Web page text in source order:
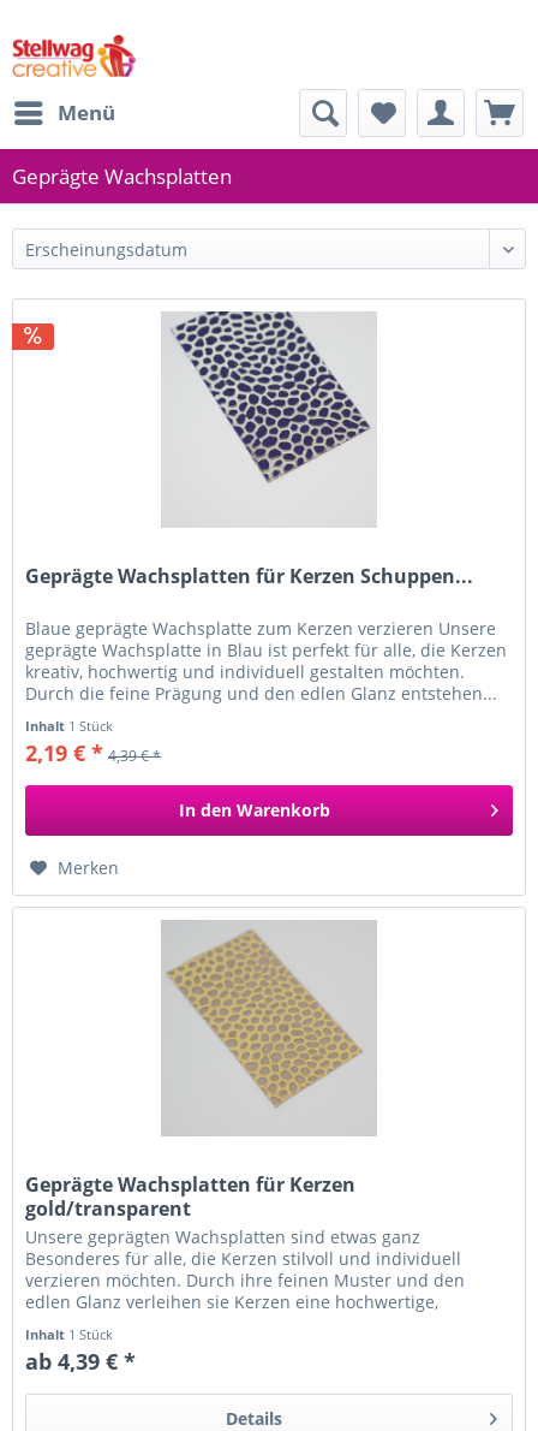
Menü
Geprägte Wachsplatten
Geprägte Wachsplatten für Kerzen Schuppen...
Blaue geprägte Wachsplatte zum Kerzen verzieren Unsere
geprägte Wachsplatte in Blau ist perfekt für alle, die Kerzen
kreativ, hochwertig und individuell gestalten möchten.
Durch die feine Prägung und den edlen Glanz entstehen...
Inhalt 1 Stück
2,19 € * 4,39 € *
In den Warenkorb
Merken
Geprägte Wachsplatten für Kerzen
gold/transparent
Unsere geprägten Wachsplatten sind etwas ganz
Besonderes für alle, die Kerzen stilvoll und individuell
verzieren möchten. Durch ihre feinen Muster und den
edlen Glanz verleihen sie Kerzen eine hochwertige,
Inhalt 1 Stück
ab 4,39 € *
Details